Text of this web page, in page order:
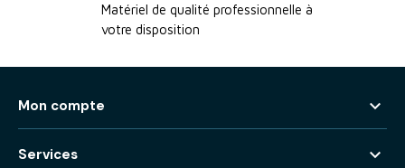
Matériel de qualité professionnelle à
votre disposition
Mon compte 
Services 